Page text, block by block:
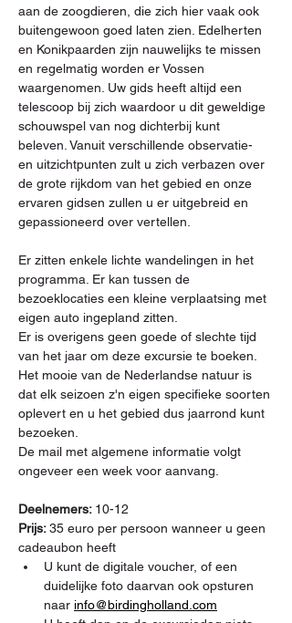
aan de zoogdieren, die zich hier vaak ook
buitengewoon goed laten zien. Edelherten
en Konikpaarden zijn nauwelijks te missen
en regelmatig worden er Vossen
waargenomen. Uw gids heeft altijd een
telescoop bij zich waardoor u dit geweldige
schouwspel van nog dichterbij kunt
beleven. Vanuit verschillende observatie-
en uitzichtpunten zult u zich verbazen over
de grote rijkdom van het gebied en onze
ervaren gidsen zullen u er uitgebreid en
gepassioneerd over vertellen.
Er zitten enkele lichte wandelingen in het
programma. Er kan tussen de
bezoeklocaties een kleine verplaatsing met
eigen auto ingepland zitten.
Er is overigens geen goede of slechte tijd
van het jaar om deze excursie te boeken.
Het mooie van de Nederlandse natuur is
dat elk seizoen z'n eigen specifieke soorten
oplevert en u het gebied dus jaarrond kunt
bezoeken.
De mail met algemene informatie volgt
ongeveer een week voor aanvang.
Deelnemers: 10-12
Prijs: 35 euro per persoon wanneer u geen
cadeaubon heeft
U kunt de digitale voucher, of een
duidelijke foto daarvan ook opsturen
naar info@birdingholland.com